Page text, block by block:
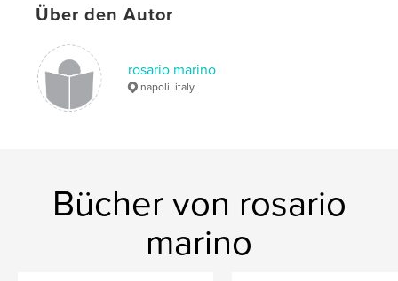
Über den Autor
rosario marino
napoli, italy.
Bücher von rosario
marino